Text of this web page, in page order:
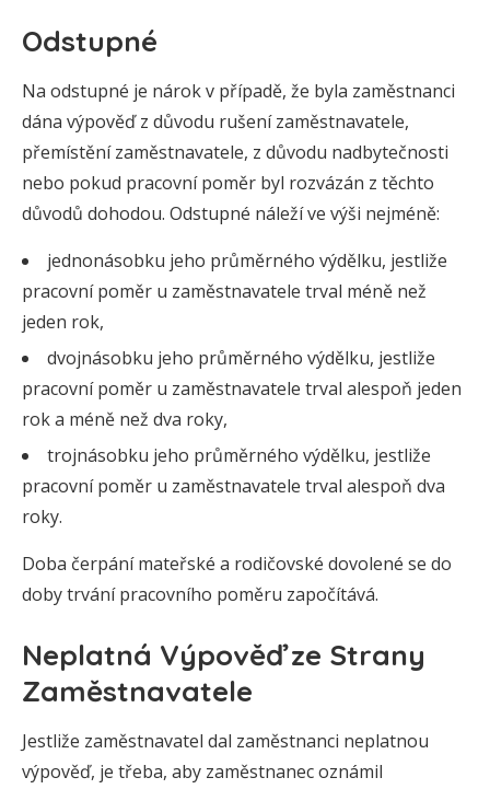
Odstupné
Na odstupné je nárok v případě, že byla zaměstnanci
dána výpověď z důvodu rušení zaměstnavatele,
přemístění zaměstnavatele, z důvodu nadbytečnosti
nebo pokud pracovní poměr byl rozvázán z těchto
důvodů dohodou. Odstupné náleží ve výši nejméně:
jednonásobku jeho průměrného výdělku, jestliže
pracovní poměr u zaměstnavatele trval méně než
jeden rok,
dvojnásobku jeho průměrného výdělku, jestliže
pracovní poměr u zaměstnavatele trval alespoň jeden
rok a méně než dva roky,
trojnásobku jeho průměrného výdělku, jestliže
pracovní poměr u zaměstnavatele trval alespoň dva
roky.
Doba čerpání mateřské a rodičovské dovolené se do
doby trvání pracovního poměru započítává.
Neplatná Výpověď ze Strany
Zaměstnavatele
Jestliže zaměstnavatel dal zaměstnanci neplatnou
výpověď, je třeba, aby zaměstnanec oznámil